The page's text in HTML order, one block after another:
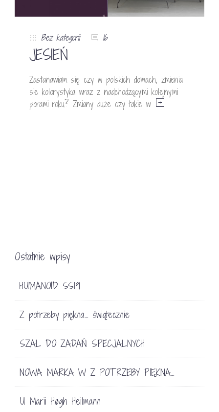
Bez kategorii 16
JESIEŃ
Zastanawiam się czy w polskich domach, zmienia
sie kolorystyka wraz z nadchodzącymi kolejnymi
porami roku? Zmiany duże czy takie w
Ostatnie wpisy
HUMANOID SS19
Z potrzeby piękna… świątecznie
SZAL DO ZADAŃ SPECJALNYCH
NOWA MARKA W Z POTRZEBY PIĘKNA…
U Marii Høgh Heilmann